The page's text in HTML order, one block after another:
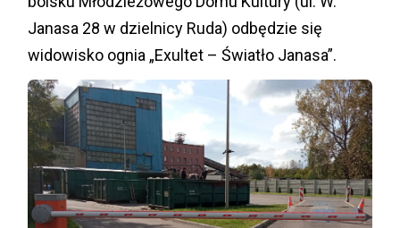
Janasa 28 w dzielnicy Ruda) odbędzie się
widowisko ognia „Exultet – Światło Janasa”.